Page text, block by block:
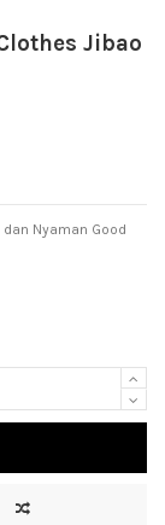
Jibao
dan Nyaman Good